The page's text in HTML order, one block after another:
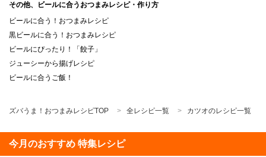
その他、ビールに合うおつまみレシピ・作り方
ビールに合う！おつまみレシピ
黒ビールに合う！おつまみレシピ
ビールにぴったり！「餃子」
ジューシーから揚げレシピ
ビールに合うご飯！
ズバうま！おつまみレシピTOP 全レシピ一覧 カツオのレシピ一覧
今月のおすすめ 特集レシピ